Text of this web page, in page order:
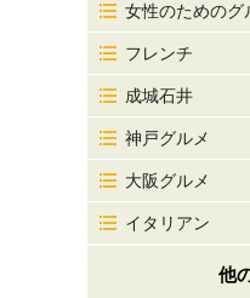
女性のためのグ
フレンチ
成城石井
神戸グルメ
大阪グルメ
イタリアン
他